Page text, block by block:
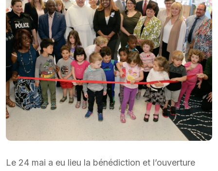
Le 24 mai a eu lieu la bénédiction et l’ouverture